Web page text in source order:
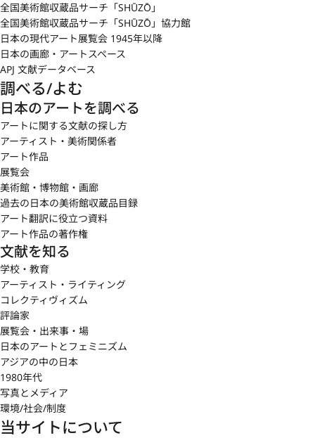
全国美術館収蔵品サーチ「SHŪZŌ」
全国美術館収蔵品サーチ「SHŪZŌ」協力館
日本の現代アート展覧会 1945年以降
日本の画廊・アートスペース
APJ 文献データベース
調べる/よむ
日本のアートを調べる
アートに関する文献の探し方
アーティスト・美術関係者
アート作品
展覧会
美術館・博物館・画廊
過去の日本の美術館収蔵品目録
アート翻訳に役立つ資料
アート作品の著作権
文献を知る
学校・教育
アーティスト・ライティング
コレクティヴィズム
評論家
展覧会・出来事・場
日本のアートとフェミニズム
アジアの中の日本
1980年代
写真とメディア
環境/社会/制度
当サイトについて